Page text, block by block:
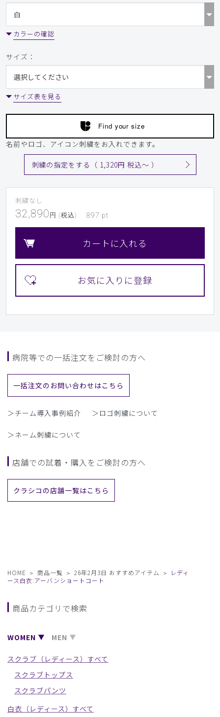
カラーの確認
サイズ：
サイズ表を見る
Find your size
名前やロゴ、アイコン刺繍をお入れできます。
刺繍の指定をする（ 1,320円 税込〜 ）
刺繍なし
32,890 円 (税込) 897 pt
カートに入れる
病院等での一括注文をご検討の方へ
一括注文のお問い合わせはこちら
＞チーム導入事例紹介 ＞ロゴ刺繍について
＞ネーム刺繍について
店舗での試着・購入をご検討の方へ
クラシコの店舗一覧はこちら
HOME 商品一覧 26年2月3日 おすすめアイテム
レディ
ース白衣:アーバンショートコート
商品カテゴリで検索
WOMEN MEN
スクラブ（レディース）すべて
スクラブトップス
スクラブパンツ
白衣（レディース）すべて